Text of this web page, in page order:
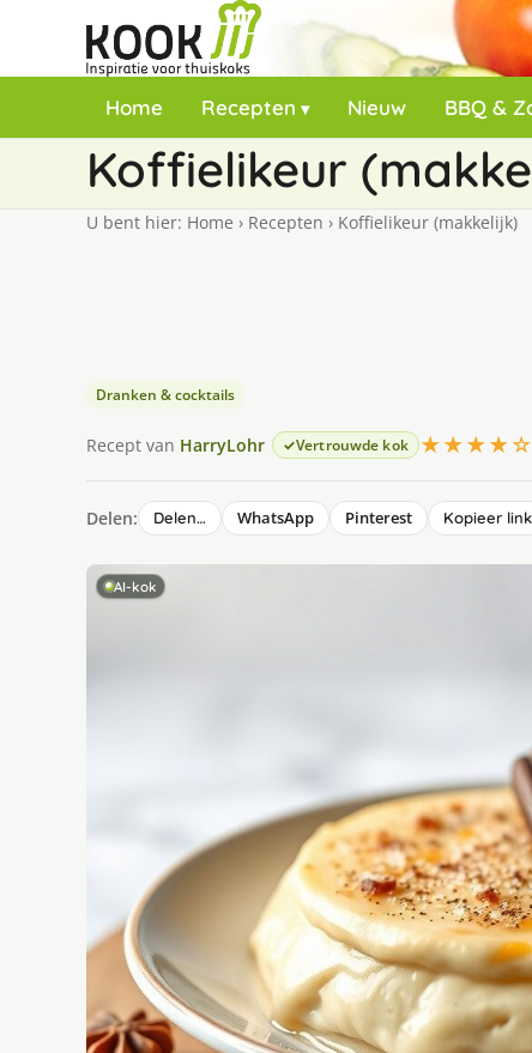
Home Recepten Nieuw BBQ &
Koffielikeur
U bent hier: Home › Recepten › Koffielikeur (makkelijk)
Dranken & cocktails
Recept van HarryLohr Vertrouwde kok ★★★★☆
Delen: Delen… WhatsApp Pinterest Kopieer link
AI-kok